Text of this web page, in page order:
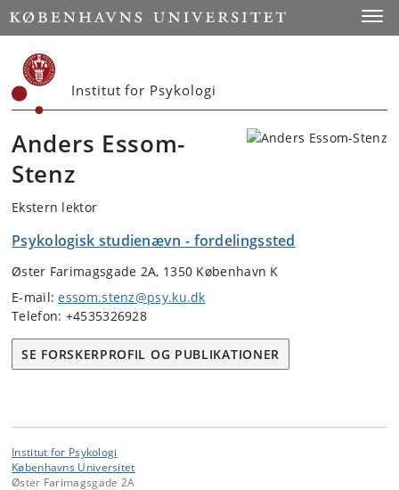
Start
Institut for Psykologi
Anders Essom-
Stenz
Ekstern lektor
Psykologisk studienævn - fordelingssted
Øster Farimagsgade 2A, 1350 København K
E-mail:essom.stenz@psy.ku.dk
Telefon: +4535326928
SE FORSKERPROFIL OG PUBLIKATIONER
Institut for Psykologi
Københavns Universitet
Øster Farimagsgade 2A